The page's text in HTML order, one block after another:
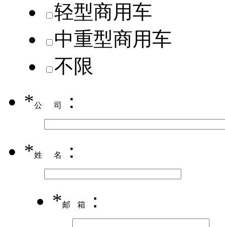
轻型商用车
中重型商用车
不限
*公司 ：
*姓名 ：
*邮箱 ：